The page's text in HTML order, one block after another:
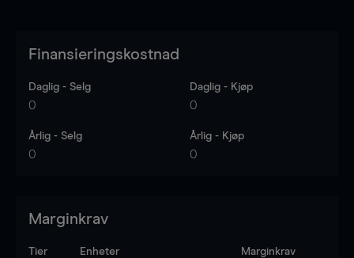
Finansieringskostnad
Daglig - Selg
0
Daglig - Kjøp
0
Årlig - Selg
0
Årlig - Kjøp
0
Marginkrav
Tier Enheter Marginkrav